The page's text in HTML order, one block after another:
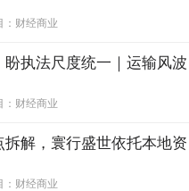
财经商业
执法尺度统一｜运输风波
财经商业
解，寰行盛世依托本地资
财经商业